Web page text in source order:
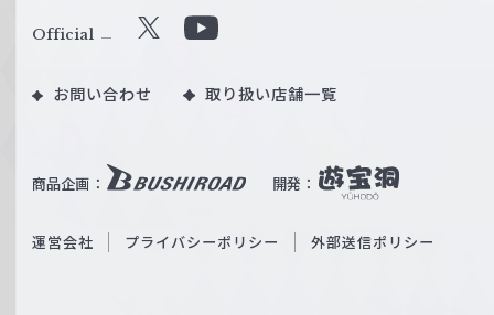
ル
W
ß
c
商品企画： 開発：
Official X
u
b
O
お問い合わせ 取り扱い店舗一覧
運営会社 プライバシーポリシー 外部送信ポリシー